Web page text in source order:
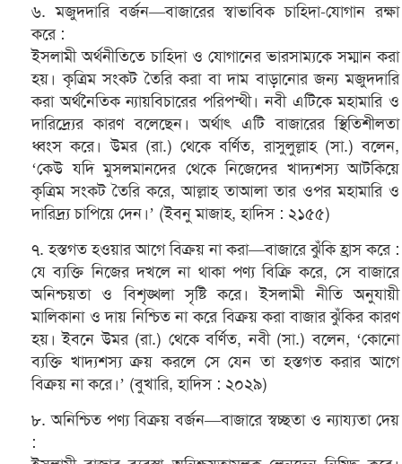
৬. মজুদদারি বর্জন—বাজারের স্বাভাবিক চাহিদা-যোগান রক্ষা
করে :
ইসলামী অর্থনীতিতে চাহিদা ও যোগানের ভারসাম্যকে সম্মান করা
হয়। কৃত্রিম সংকট তৈরি করা বা দাম বাড়ানোর জন্য মজুদদারি
করা অর্থনৈতিক ন্যায়বিচারের পরিপন্থী। নবী এটিকে মহামারি ও
দারিদ্র্যের কারণ বলেছেন। অর্থাৎ এটি বাজারের স্থিতিশীলতা
ধ্বংস করে। উমর (রা.) থেকে বর্ণিত, রাসুলুল্লাহ (সা.) বলেন,
‘কেউ যদি মুসলমানদের থেকে নিজেদের খাদ্যশস্য আটকিয়ে
কৃত্রিম সংকট তৈরি করে, আল্লাহ তাআলা তার ওপর মহামারি ও
দারিদ্র্য চাপিয়ে দেন।’ (ইবনু মাজাহ, হাদিস : ২১৫৫)
৭. হস্তগত হওয়ার আগে বিক্রয় না করা—বাজারে ঝুঁকি হ্রাস করে :
যে ব্যক্তি নিজের দখলে না থাকা পণ্য বিক্রি করে, সে বাজারে
অনিশ্চয়তা ও বিশৃঙ্খলা সৃষ্টি করে। ইসলামী নীতি অনুযায়ী
মালিকানা ও দায় নিশ্চিত না করে বিক্রয় করা বাজার ঝুঁকির কারণ
হয়। ইবনে উমর (রা.) থেকে বর্ণিত, নবী (সা.) বলেন, ‘কোনো
ব্যক্তি খাদ্যশস্য ক্রয় করলে সে যেন তা হস্তগত করার আগে
বিক্রয় না করে।’ (বুখারি, হাদিস : ২০২৯)
৮. অনিশ্চিত পণ্য বিক্রয় বর্জন—বাজারে স্বচ্ছতা ও ন্যায্যতা দেয়
: